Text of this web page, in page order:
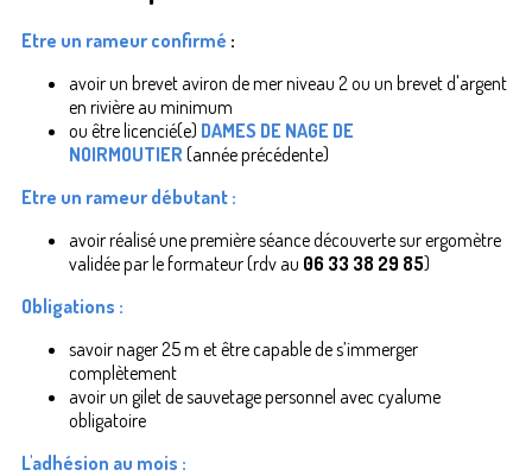
Etre un rameur confirmé :
avoir un brevet aviron de mer niveau 2 ou un brevet d'argent
en rivière au minimum
ou être licencié(e) DAMES DE NAGE DE
NOIRMOUTIER (année précédente)
Etre un rameur débutant :
avoir réalisé une première séance découverte sur ergomètre
validée par le formateur (rdv au 06 33 38 29 85)
Obligations :
savoir nager 25 m et être capable de s’immerger
complètement
avoir un gilet de sauvetage personnel avec cyalume
obligatoire
L'adhésion au mois :